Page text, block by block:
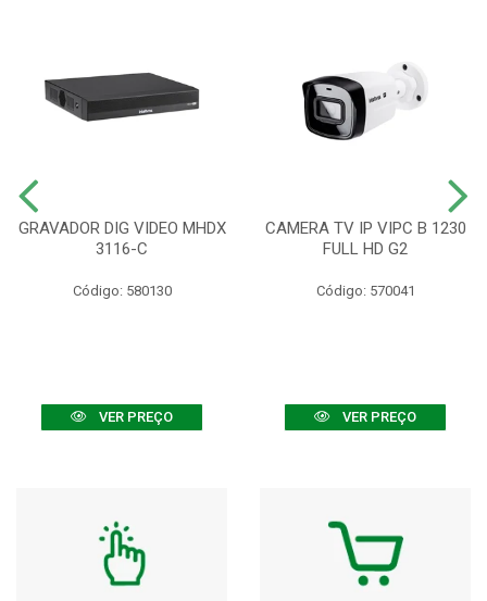
GRAVADOR DIG VIDEO MHDX
3116-C
Código: 580130
VER PREÇO
CAMERA TV IP VIPC B 1230
FULL HD G2
Código: 570041
VER PREÇO